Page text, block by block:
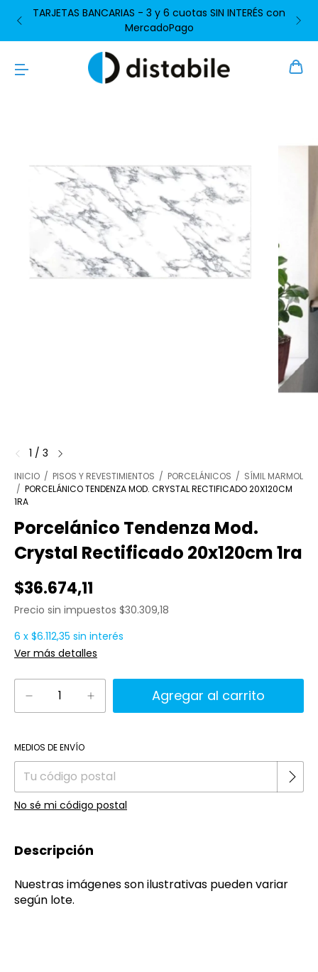
TARJETAS BANCARIAS - 3 y 6 cuotas SIN INTERÉS con
MercadoPago
1 / 3
INICIO / PISOS Y REVESTIMIENTOS / PORCELÁNICOS / SÍMIL MARMOL
/ PORCELÁNICO TENDENZA MOD. CRYSTAL RECTIFICADO 20X120CM
1RA
Porcelánico Tendenza Mod.
Crystal Rectificado 20x120cm 1ra
$36.674,11
Precio sin impuestos $30.309,18
6 x $6.112,35 sin interés
Ver más detalles
Entregas para el CP:
MEDIOS DE ENVÍO
No sé mi código postal
Descripción
Nuestras imágenes son ilustrativas pueden variar
según lote.